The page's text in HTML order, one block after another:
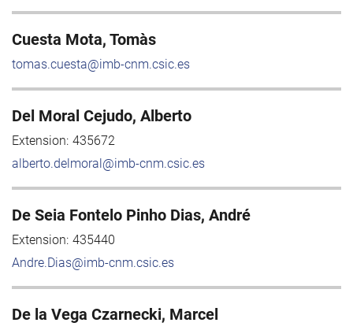
Cuesta Mota, Tomàs
tomas.cuesta@imb-cnm.csic.es
Del Moral Cejudo, Alberto
Extension: 435672
alberto.delmoral@imb-cnm.csic.es
De Seia Fontelo Pinho Dias, André
Extension: 435440
Andre.Dias@imb-cnm.csic.es
De la Vega Czarnecki, Marcel